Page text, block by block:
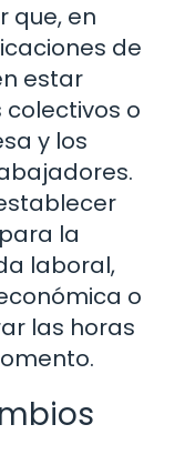
que, en
de
estar
o
y los
la
laboral,
o
las horas